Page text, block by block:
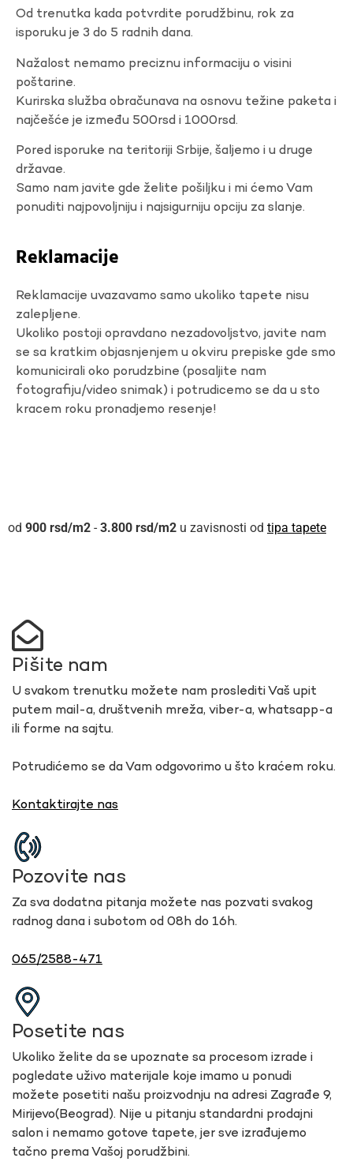
Od trenutka kada potvrdite porudžbinu, rok za
isporuku je 3 do 5 radnih dana.
Nažalost nemamo preciznu informaciju o visini
poštarine.
Kurirska služba obračunava na osnovu težine paketa i
najčešće je između 500rsd i 1000rsd.
Pored isporuke na teritoriji Srbije, šaljemo i u druge
državae.
Samo nam javite gde želite pošiljku i mi ćemo Vam
ponuditi najpovoljniju i najsigurniju opciju za slanje.
Reklamacije
Reklamacije uvazavamo samo ukoliko tapete nisu
zalepljene.
Ukoliko postoji opravdano nezadovoljstvo, javite nam
se sa kratkim objasnjenjem u okviru prepiske gde smo
komunicirali oko porudzbine (posaljite nam
fotografiju/video snimak) i potrudicemo se da u sto
kracem roku pronadjemo resenje!
900 rsd - 3.800 rsd u zavisnosti od tipa tapete
Pišite nam
U svakom trenutku možete nam proslediti Vaš upit
putem mail-a, društvenih mreža, viber-a, whatsapp-a
ili forme na sajtu.
Potrudićemo se da Vam odgovorimo u što kraćem roku.
Kontaktirajte nas
Pozovite nas
Za sva dodatna pitanja možete nas pozvati svakog
radnog dana i subotom od 08h do 16h.
065/2588-471
Posetite nas
Ukoliko želite da se upoznate sa procesom izrade i
pogledate uživo materijale koje imamo u ponudi
možete posetiti našu proizvodnju na adresi Zagrađe 9,
Mirijevo(Beograd). Nije u pitanju standardni prodajni
salon i nemamo gotove tapete, jer sve izrađujemo
tačno prema Vašoj porudžbini.